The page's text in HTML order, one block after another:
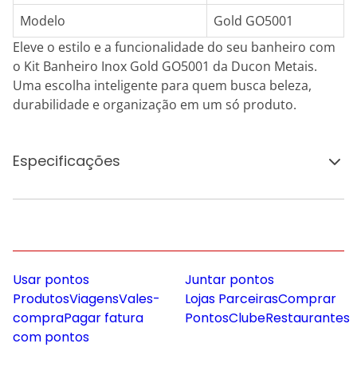
Modelo
Gold GO5001
Eleve o estilo e a funcionalidade do seu banheiro com
o Kit Banheiro Inox Gold GO5001 da Ducon Metais.
Uma escolha inteligente para quem busca beleza,
durabilidade e organização em um só produto.
Especificações
Usar pontos
ProdutosViagensVales-
compraPagar fatura
com pontos
Juntar pontos
Lojas ParceirasComprar
PontosClubeRestaurantes